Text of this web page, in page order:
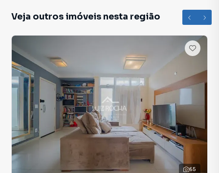
Playground
Portaria 24h
Veja outros imóveis nesta região
65